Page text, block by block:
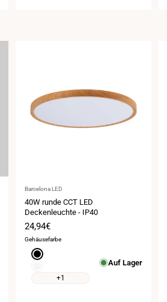
Anbieter:
Barcelona LED
40W runde CCT LED
Deckenleuchte - IP40
Verkaufspreis
24,94€
Gehäusefarbe
Schwarz
+1
Auf Lager